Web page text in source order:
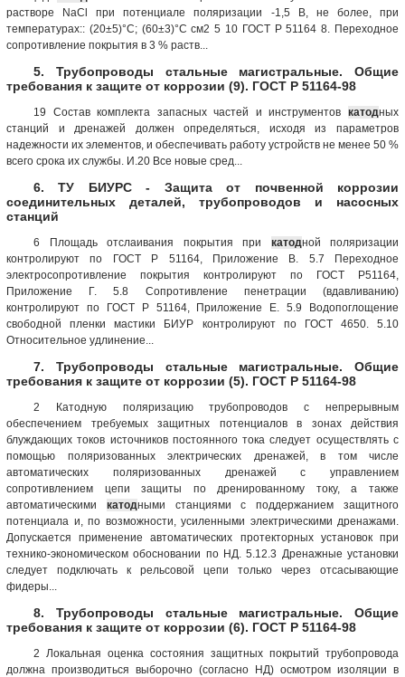
растворе NaCl при потенциале поляризации -1,5 В, не более, при
температурах:: (20±5)°С; (60±3)°С см2 5 10 ГОСТ Р 51164 8. Переходное
сопротивление покрытия в 3 % раств...
5. Трубопроводы стальные магистральные. Общие
требования к защите от коррозии (9). ГОСТ Р 51164-98
19 Состав комплекта запасных частей и инструментов катодных
станций и дренажей должен определяться, исходя из параметров
надежности их элементов, и обеспечивать работу устройств не менее 50 %
всего срока их службы. И.20 Все новые сред...
6. ТУ БИУРС - Защита от почвенной коррозии
соединительных деталей, трубопроводов и насосных
станций
6 Площадь отслаивания покрытия при катодной поляризации
контролируют по ГОСТ Р 51164, Приложение В. 5.7 Переходное
электросопротивление покрытия контролируют по ГОСТ Р51164,
Приложение Г. 5.8 Сопротивление пенетрации (вдавливанию)
контролируют по ГОСТ Р 51164, Приложение Е. 5.9 Водопоглощение
свободной пленки мастики БИУР контролируют по ГОСТ 4650. 5.10
Относительное удлинение...
7. Трубопроводы стальные магистральные. Общие
требования к защите от коррозии (5). ГОСТ Р 51164-98
2 Катодную поляризацию трубопроводов с непрерывным
обеспечением требуемых защитных потенциалов в зонах действия
блуждающих токов источников постоянного тока следует осуществлять с
помощью поляризованных электрических дренажей, в том числе
автоматических поляризованных дренажей с управлением
сопротивлением цепи защиты по дренированному току, а также
автоматическими катодными станциями с поддержанием защитного
потенциала и, по возможности, усиленными электрическими дренажами.
Допускается применение автоматических протекторных установок при
технико-экономическом обосновании по НД. 5.12.3 Дренажные установки
следует подключать к рельсовой цепи только через отсасывающие
фидеры...
8. Трубопроводы стальные магистральные. Общие
требования к защите от коррозии (6). ГОСТ Р 51164-98
2 Локальная оценка состояния защитных покрытий трубопровода
должна производиться выборочно (согласно НД) осмотром изоляции в